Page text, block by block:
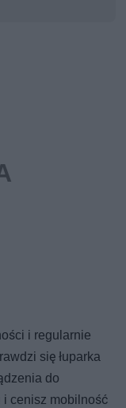
i regularnie
się łuparka
do
i cenisz mobilność